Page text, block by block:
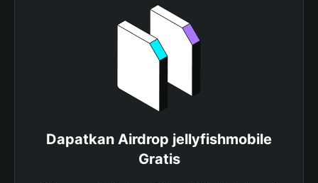
Dapatkan Airdrop jellyfishmobile
Gratis